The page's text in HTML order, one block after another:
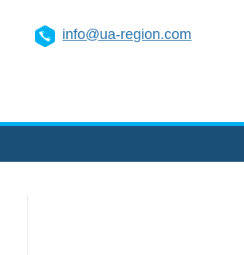
info@ua-region.com